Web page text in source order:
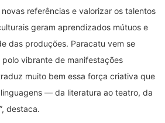
referências e valorizar os talentos
geram aprendizados mútuos e
das produções. Paracatu vem se
vibrante de manifestações
muito bem essa força criativa que
— da literatura ao teatro, da
destaca.